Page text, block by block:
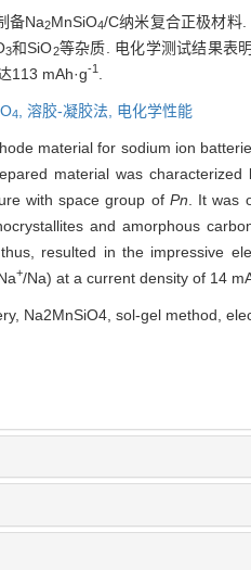
备Na2MnSiO4/C纳米复合正极材料
3和SiO2等杂质. 电化学测试结果表
113 mAh·g-1
4 溶胶-凝胶法, 电化学性能
material for sodium ion
material was
with space group of Pn . It was
and amorphous
resulted in the impressive
+/Na) at a current density of 14
Na2MnSiO4, sol-gel method,